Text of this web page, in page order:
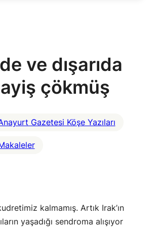
ve dışarıda
çökmüş
Gazetesi Köşe Yazıları
kalmamış. Artık Irak’ın
yaşadığı sendroma alışıyor